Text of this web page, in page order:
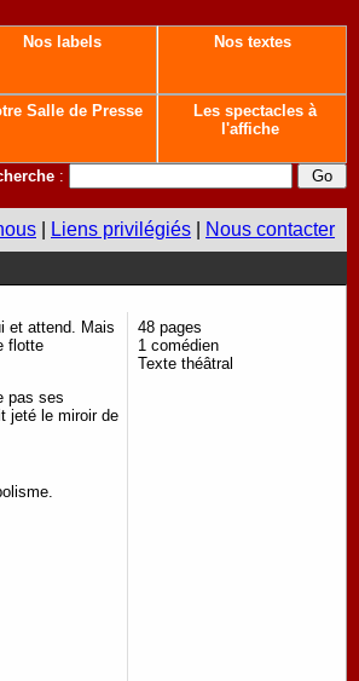
Nos labels Nos textes
Salle de Presse
Les spectacles à
l'affiche
:
Liens privilégiés Nous contacter
et attend. Mais
flotte
pas ses
jeté le miroir de
48 pages
1 comédien
Texte théâtral